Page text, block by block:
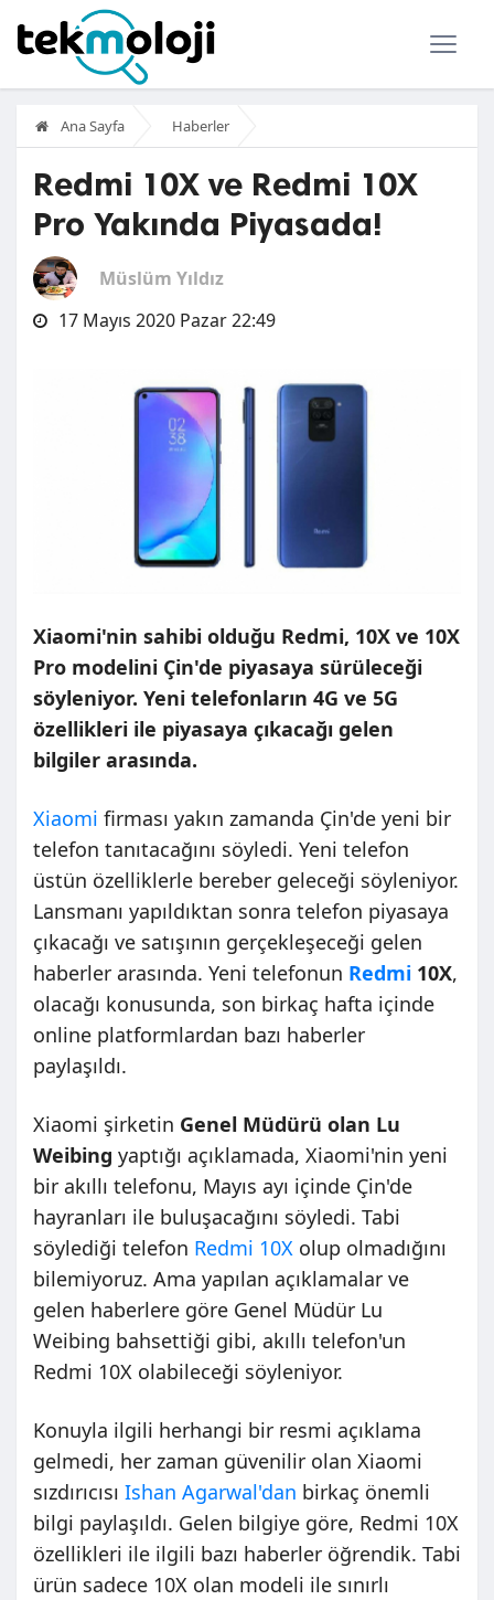
Ana Sayfa Haberler
Redmi 10X ve Redmi 10X
Pro Yakında Piyasada!
Müslüm Yıldız
17 Mayıs 2020 Pazar 22:49
Xiaomi'nin sahibi olduğu Redmi, 10X ve 10X
Pro modelini Çin'de piyasaya sürüleceği
söyleniyor. Yeni telefonların 4G ve 5G
özellikleri ile piyasaya çıkacağı gelen
bilgiler arasında.
Xiaomi firması yakın zamanda Çin'de yeni bir
telefon tanıtacağını söyledi. Yeni telefon
üstün özelliklerle bereber geleceği söyleniyor.
Lansmanı yapıldıktan sonra telefon piyasaya
çıkacağı ve satışının gerçekleşeceği gelen
haberler arasında. Yeni telefonun Redmi 10X,
olacağı konusunda, son birkaç hafta içinde
online platformlardan bazı haberler
paylaşıldı.
Xiaomi şirketin Genel Müdürü olan Lu
Weibing yaptığı açıklamada, Xiaomi'nin yeni
bir akıllı telefonu, Mayıs ayı içinde Çin'de
hayranları ile buluşacağını söyledi. Tabi
söylediği telefon Redmi 10X olup olmadığını
bilemiyoruz. Ama yapılan açıklamalar ve
gelen haberlere göre Genel Müdür Lu
Weibing bahsettiği gibi, akıllı telefon'un
Redmi 10X olabileceği söyleniyor.
Konuyla ilgili herhangi bir resmi açıklama
gelmedi, her zaman güvenilir olan Xiaomi
sızdırıcısı Ishan Agarwal'dan birkaç önemli
bilgi paylaşıldı. Gelen bilgiye göre, Redmi 10X
özellikleri ile ilgili bazı haberler öğrendik. Tabi
ürün sadece 10X olan modeli ile sınırlı